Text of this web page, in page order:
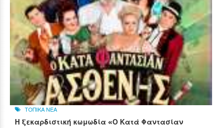
ΤΟΠΙΚΑ ΝΕΑ
Η ξεκαρδιστική κωμωδία «Ο Κατά Φαντασίαν